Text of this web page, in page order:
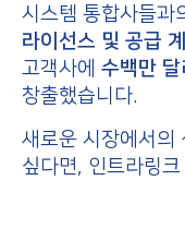
시스템 통합사들과
라이선스 및 공급
고객사에 수백만
창출했습니다.
새로운 시장에서의
싶다면, 인트라링